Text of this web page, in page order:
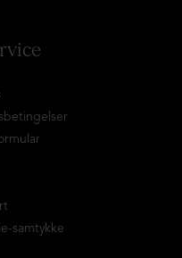
samtykke